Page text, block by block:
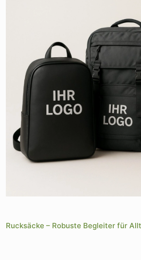
Rucksäcke – Robuste Begleiter für